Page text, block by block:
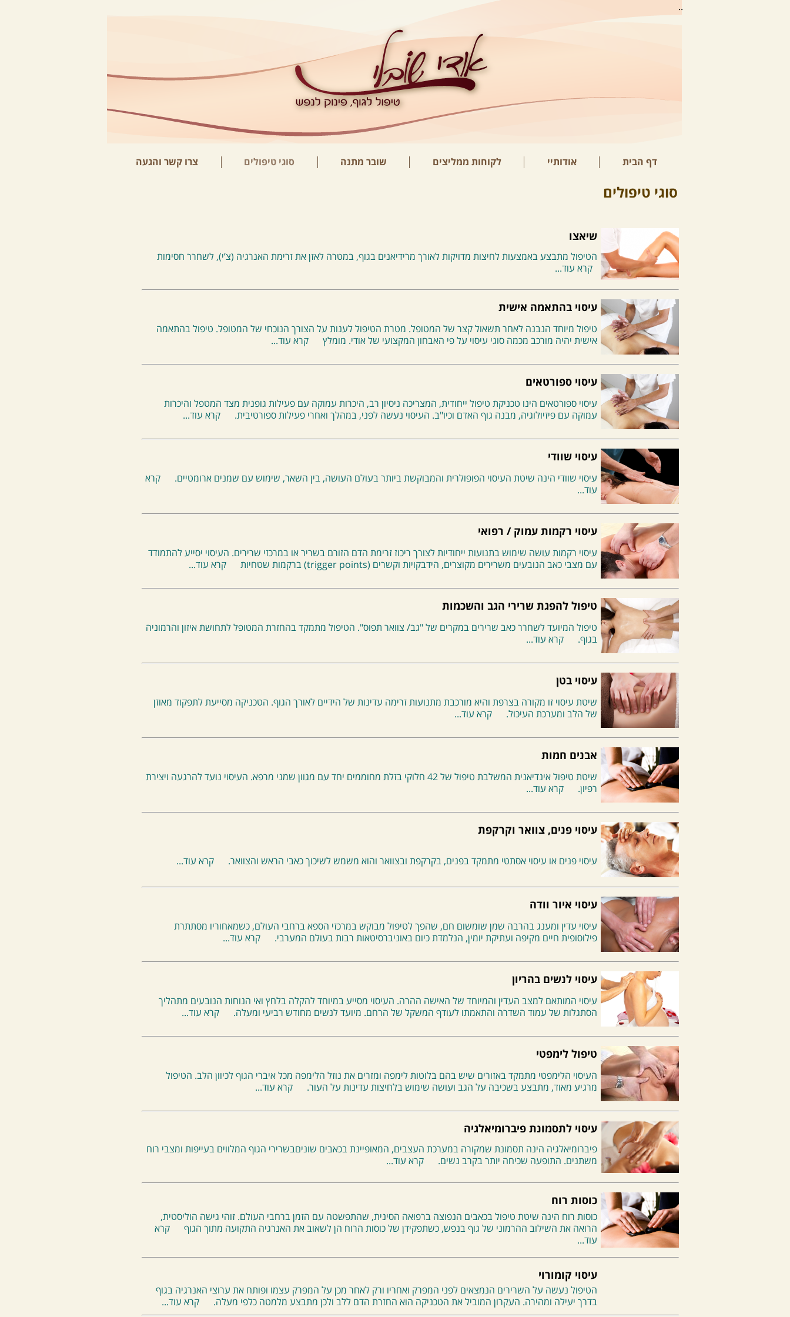
..
דף הבית אודותיי לקוחות ממליצים שובר מתנה סוגי טיפולים צרו קשר והגעה
סוגי טיפולים
שיאצו
הטיפול מתבצע באמצעות לחיצות מדויקות לאורך מרידיאנים בגוף, במטרה לאזן את זרימת האנרגיה (צ’י), לשחרר חסימות
קרא עוד...
עיסוי בהתאמה אישית
טיפול מיוחד הנבנה לאחר תשאול קצר של המטופל. מטרת הטיפול לענות על הצורך הנוכחי של המטופל. טיפול בהתאמה
אישית יהיה מורכב מכמה סוגי עיסוי על פי האבחון המקצועי של אודי. מומלץ
קרא עוד...
עיסוי ספורטאים
עיסוי ספורטאים הינו טכניקת טיפול ייחודית, המצריכה ניסיון רב, היכרות עמוקה עם פעילות גופנית מצד המטפל והיכרות
עמוקה עם פיזיולוגיה, מבנה גוף האדם וכיו"ב. העיסוי נעשה לפני, במהלך ואחרי פעילות ספורטיבית.
קרא עוד...
עיסוי שוודי
עיסוי שוודי הינה שיטת העיסוי הפופולרית והמבוקשת ביותר בעולם העושה, בין השאר, שימוש עם שמנים ארומטיים.
קרא
עוד...
עיסוי רקמות עמוק / רפואי
עיסוי רקמות עושה שימוש בתנועות ייחודיות לצורך ריכוז זרימת הדם הזורם בשריר או במרכזי שרירים. העיסוי יסייע להתמודד
עם מצבי כאב הנובעים משרירים מקוצרים, הידבקויות וקשרים (trigger points) ברקמות שטחיות
קרא עוד...
טיפול להפגת שרירי הגב והשכמות
טיפול המיועד לשחרר כאב שרירים במקרים של "גב/ צוואר תפוס". הטיפול מתמקד בהחזרת המטופל לתחושת איזון והרמוניה
בגוף.
קרא עוד...
עיסוי בטן
שיטת עיסוי זו מקורה בצרפת והיא מורכבת מתנועות זרימה עדינות של הידיים לאורך הגוף. הטכניקה מסייעת לתפקוד מאוזן
של הלב ומערכת העיכול.
קרא עוד...
אבנים חמות
שיטת טיפול אינדיאנית המשלבת טיפול של 42 חלוקי בזלת מחוממים יחד עם מגוון שמני מרפא. העיסוי נועד להרגעה ויצירת
רפיון.
קרא עוד...
עיסוי פנים, צוואר וקרקפת
עיסוי פנים או עיסוי אסתטי מתמקד בפנים, בקרקפת ובצוואר והוא משמש לשיכוך כאבי הראש והצוואר. קרא עוד...
עיסוי איור וודה
עיסוי עדין ומענג בהרבה שמן שומשום חם, שהפך לטיפול מבוקש במרכזי הספא ברחבי העולם, כשמאחוריו מסתתרת
פילוסופית חיים מקיפה ועתיקת יומין, הנלמדת כיום באוניברסיטאות רבות בעולם המערבי.
קרא עוד...
עיסוי לנשים בהריון
עיסוי המותאם למצב העדין והמיוחד של האישה ההרה. העיסוי מסייע במיוחד להקלה בלחץ ואי הנוחות הנובעים מתהליך
הסתגלות של עמוד השדרה והתאמתו לעודף המשקל של הרחם. מיועד לנשים מחודש רביעי ומעלה.
קרא עוד...
טיפול לימפטי
העיסוי הלימפטי מתמקד באזורים שיש בהם בלוטות לימפה ומזרים את נוזל הלימפה מכל איברי הגוף לכיוון הלב. הטיפול
מרגיע מאוד, מתבצע בשכיבה על הגב ועושה שימוש בלחיצות עדינות על העור.
קרא עוד...
עיסוי לתסמונת פיברומיאלגיה
פיברומיאלגיה הינה תסמונת שמקורה במערכת העצבים, המאופיינת בכאבים שוניםבשרירי הגוף המלווים בעייפות ומצבי רוח
משתנים. התופעה שכיחה יותר בקרב נשים.
קרא עוד...
כוסות רוח
כוסות רוח הינה שיטת טיפול בכאבים הנפוצה ברפואה הסינית, שהתפשטה עם הזמן ברחבי העולם. זוהי גישה הוליסטית,
הרואה את השילוב ההרמוני של גוף בנפש, כשתפקידן של כוסות הרוח הן לשאוב את האנרגיה התקועה מתוך הגוף
קרא
עוד...
עיסוי קומורוי
הטיפול נעשה על השרירים הנמצאים לפני המפרק ואחריו ורק לאחר מכן על המפרק עצמו ופותח את ערוצי האנרגיה בגוף
בדרך יעילה ומהירה. העקרון המוביל את הטכניקה הוא החזרת הדם ללב ולכן מתבצע מלמטה כלפי מעלה.
קרא עוד...